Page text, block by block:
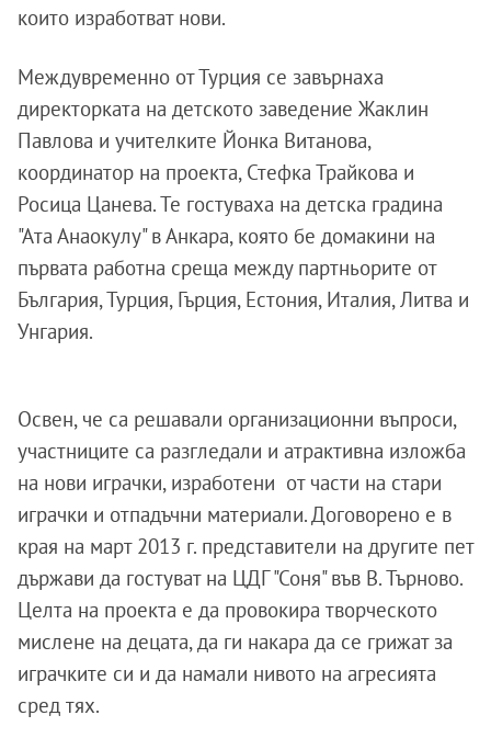
които изработват нови.
Междувременно от Турция се завърнаха
директорката на детското заведение Жаклин
Павлова и учителките Йонка Витанова,
координатор на проекта, Стефка Трайкова и
Росица Цанева. Те гостуваха на детска градина
"Ата Анаокулу" в Анкара, която бе домакини на
първата работна среща между партньорите от
България, Турция, Гърция, Естония, Италия, Литва и
Унгария.
Освен, че са решавали организационни въпроси,
участниците са разгледали и атрактивна изложба
на нови играчки, изработени от части на стари
играчки и отпадъчни материали. Договорено е в
края на март 2013 г. представители на другите пет
държави да гостуват на ЦДГ "Соня" във В. Търново.
Целта на проекта е да провокира творческото
мислене на децата, да ги накара да се грижат за
играчките си и да намали нивото на агресията
сред тях.